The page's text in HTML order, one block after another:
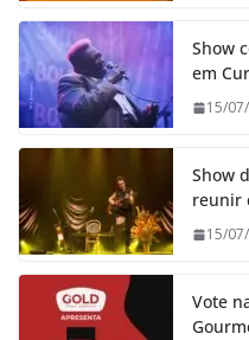
Show
em
15/
Show
reunir
15/
Vote